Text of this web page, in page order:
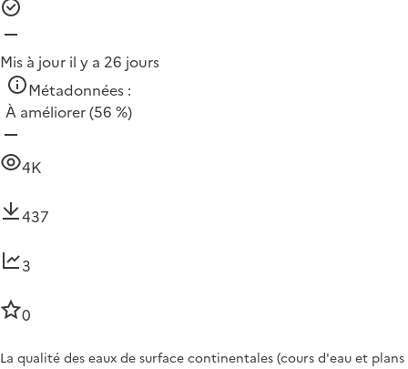
Mis à jour il y a 26 jours
Métadonnées :
À améliorer(56 %)
4K
437
3
0
La qualité des eaux de surface continentales (cours d'eau et plans